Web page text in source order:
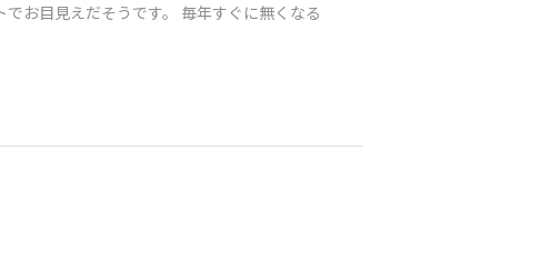
です。 毎年すぐに無くなる